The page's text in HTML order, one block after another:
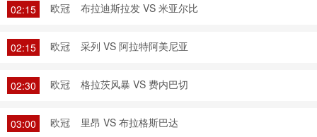
02:15 欧冠 布拉迪斯拉发 VS 米亚尔比
02:15 欧冠 采列 VS 阿拉特阿美尼亚
02:30 欧冠 格拉茨风暴 VS 费内巴切
03:00 欧冠 里昂 VS 布拉格斯巴达